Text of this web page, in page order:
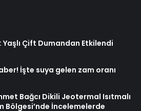
Yaşlı Çift Dumandan Etkilendi
İşte suya gelen zam oranı
Bağcı Dikili Jeotermal Isıtmalı
Bölgesi’nde İncelemelerde